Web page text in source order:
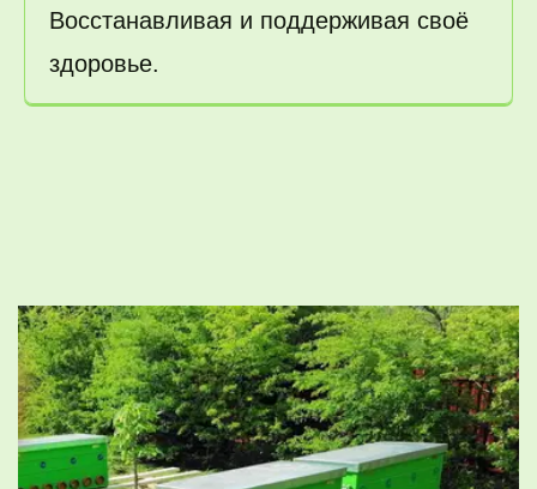
Восстанавливая и поддерживая своё
здоровье.